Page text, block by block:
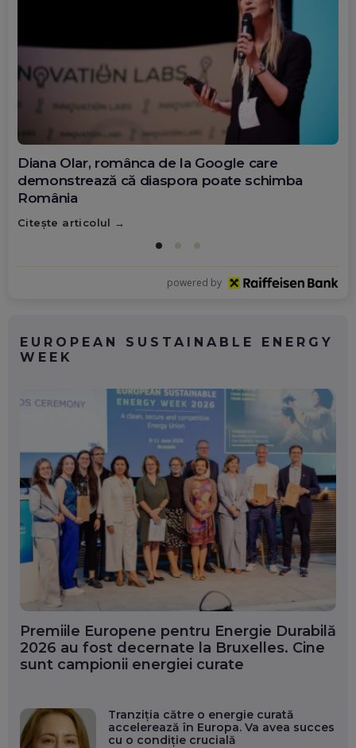
Diana Olar, românca de la Google care
demonstrează că diaspora poate schimba
România
Citește articolul
powered by
EUROPEAN SUSTAINABLE ENERGY
WEEK
Premiile Europene pentru Energie Durabilă
2026 au fost decernate la Bruxelles. Cine
sunt campionii energiei curate
Tranziția către o energie curată
accelerează în Europa. Va avea succes
cu o condiție crucială